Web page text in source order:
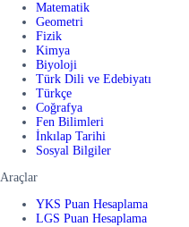
Matematik
Geometri
Fizik
Kimya
Biyoloji
Türk Dili ve Edebiyatı
Türkçe
Coğrafya
Fen Bilimleri
İnkılap Tarihi
Sosyal Bilgiler
Araçlar
YKS Puan Hesaplama
LGS Puan Hesaplama